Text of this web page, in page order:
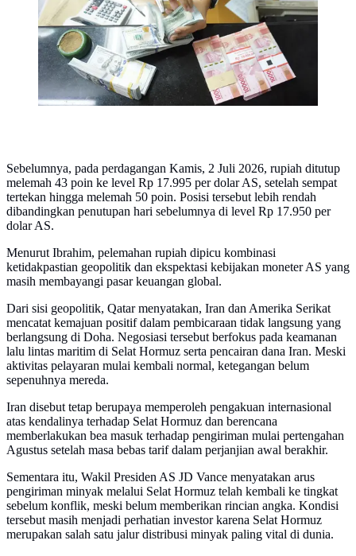
Sebelumnya, pada perdagangan Kamis, 2 Juli 2026, rupiah ditutup
melemah 43 poin ke level Rp 17.995 per dolar AS, setelah sempat
tertekan hingga melemah 50 poin. Posisi tersebut lebih rendah
dibandingkan penutupan hari sebelumnya di level Rp 17.950 per
dolar AS.
Menurut Ibrahim, pelemahan rupiah dipicu kombinasi
ketidakpastian geopolitik dan ekspektasi kebijakan moneter AS yang
masih membayangi pasar keuangan global.
Dari sisi geopolitik, Qatar menyatakan, Iran dan Amerika Serikat
mencatat kemajuan positif dalam pembicaraan tidak langsung yang
berlangsung di Doha. Negosiasi tersebut berfokus pada keamanan
lalu lintas maritim di Selat Hormuz serta pencairan dana Iran. Meski
aktivitas pelayaran mulai kembali normal, ketegangan belum
sepenuhnya mereda.
Iran disebut tetap berupaya memperoleh pengakuan internasional
atas kendalinya terhadap Selat Hormuz dan berencana
memberlakukan bea masuk terhadap pengiriman mulai pertengahan
Agustus setelah masa bebas tarif dalam perjanjian awal berakhir.
Sementara itu, Wakil Presiden AS JD Vance menyatakan arus
pengiriman minyak melalui Selat Hormuz telah kembali ke tingkat
sebelum konflik, meski belum memberikan rincian angka. Kondisi
tersebut masih menjadi perhatian investor karena Selat Hormuz
merupakan salah satu jalur distribusi minyak paling vital di dunia.